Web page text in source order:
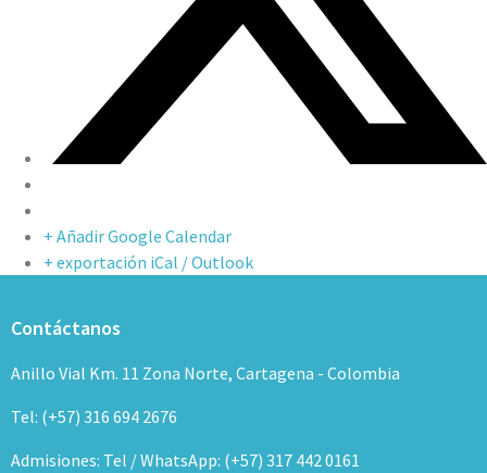
+ Añadir Google Calendar
+ exportación iCal / Outlook
Contáctanos
Anillo Vial Km. 11 Zona Norte, Cartagena - Colombia
Tel: (+57) 316 694 2676
Admisiones: Tel / WhatsApp: (+57) 317 442 0161